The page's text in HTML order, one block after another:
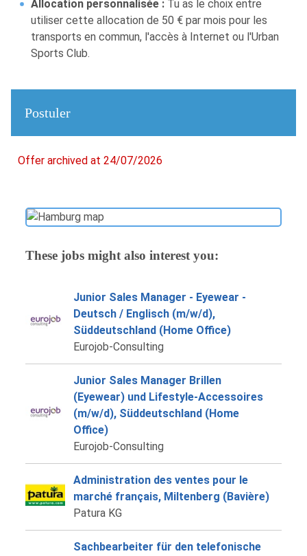
Allocation personnalisée : Tu as le choix entre
utiliser cette allocation de 50 € par mois pour les
transports en commun, l'accès à Internet ou l'Urban
Sports Club.
Postuler
Offer archived at 24/07/2026
These jobs might also interest you:
Junior Sales Manager - Eyewear -
Deutsch / Englisch (m/w/d),
Süddeutschland (Home Office)
Eurojob-Consulting
Junior Sales Manager Brillen
(Eyewear) und Lifestyle-Accessoires
(m/w/d), Süddeutschland (Home
Office)
Eurojob-Consulting
Administration des ventes pour le
marché français, Miltenberg (Bavière)
Patura KG
Sachbearbeiter für den telefonische